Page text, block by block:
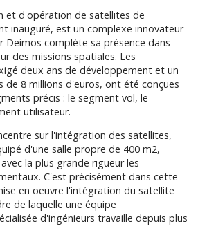
et d'opération de satellites de
inauguré, est un complexe innovateur
Deimos complète sa présence dans
des missions spatiales. Les
deux ans de développement et un
de 8 millions d'euros, ont été conçues
précis : le segment vol, le
utilisateur.
sur l'intégration des satellites,
d'une salle propre de 400 m2,
la plus grande rigueur les
C'est précisément dans cette
en oeuvre l'intégration du satellite
de laquelle une équipe
d'ingénieurs travaille depuis plus